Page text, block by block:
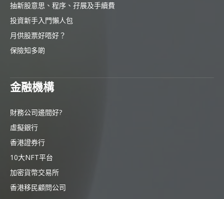
抽新股意思、程序、孖展及手續費
投資新手入門懶人包
月供股票好唔好？
保險知多啲
金融機構
財務公司邊間好?
虛擬銀行
香港證券行
10大NFT平台
加密貨幣交易所
香港移民顧問公司